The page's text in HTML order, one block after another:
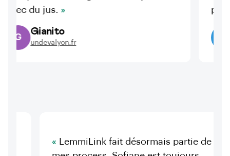
du jus.
Gianito
undevalyon.fr
pour ma
LemmiLink fait désormais partie